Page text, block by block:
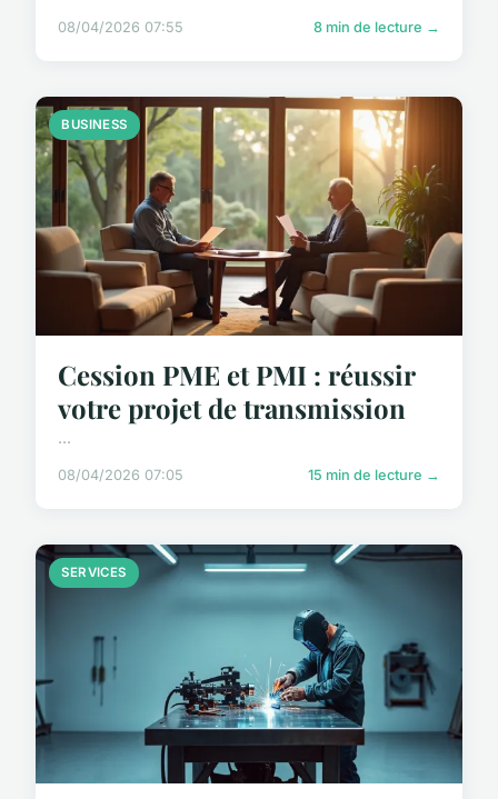
08/04/2026 07:55 8 min de lecture →
BUSINESS
Cession PME et PMI : réussir
votre projet de transmission
...
08/04/2026 07:05 15 min de lecture →
SERVICES